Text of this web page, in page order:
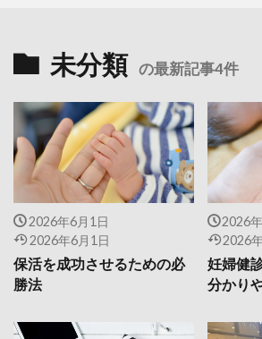
未分類 の最新記事4件
2026年6月1日
2026年6月1日
保活を成功させるための必
勝法
2026
2026
妊婦健
分かり